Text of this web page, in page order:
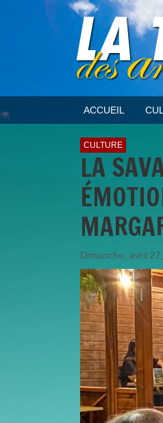
ACCUEIL
CULTURE
LA
Dimanche, avril